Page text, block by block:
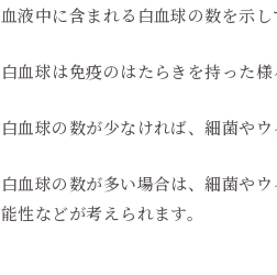
血液中に含まれる白血球の数を示
白血球は免疫のはたらきを持った
白血球の数が少なければ、細菌や
白血球の数が多い場合は、細菌や
能性などが考えられます。